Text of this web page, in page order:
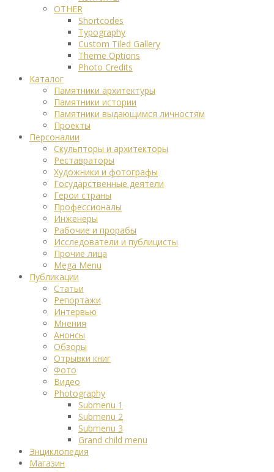
OTHER
Shortcodes
Typography
Custom Tiled Gallery
Theme Options
Photo Credits
Каталог
Памятники архитектуры
Памятники истории
Памятники выдающимся личностям
Проекты
Персоналии
Скульпторы и архитекторы
Реставраторы
Художники и фотографы
Государственные деятели
Герои страны
Профессионалы
Инженеры
Рабочие и прорабы
Исследователи и публицисты
Прочие лица
Mega Menu
Публикации
Статьи
Репортажи
Интервью
Мнения
Анонсы
Обзоры
Отрывки книг
Фото
Видео
Photography
Submenu 1
Submenu 2
Submenu 3
Grand child menu
Энциклопедия
Магазин